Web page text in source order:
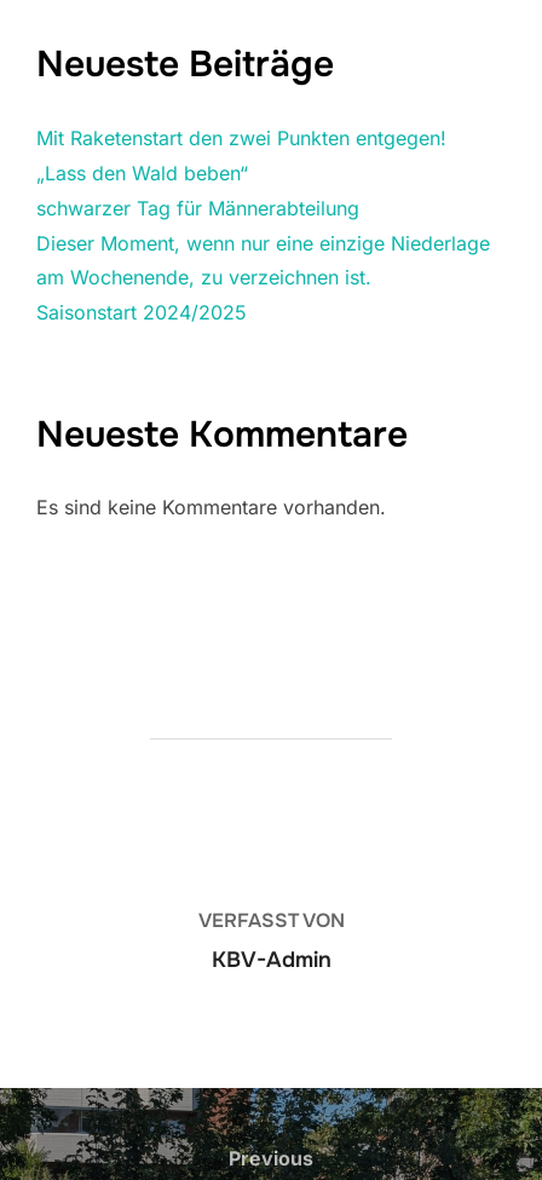
Neueste Beiträge
Mit Raketenstart den zwei Punkten entgegen!
„Lass den Wald beben“
schwarzer Tag für Männerabteilung
Dieser Moment, wenn nur eine einzige Niederlage
am Wochenende, zu verzeichnen ist.
Saisonstart 2024/2025
Neueste Kommentare
Es sind keine Kommentare vorhanden.
VERFASST VON
KBV-Admin
Beitragsnavigation
Previous
Previous